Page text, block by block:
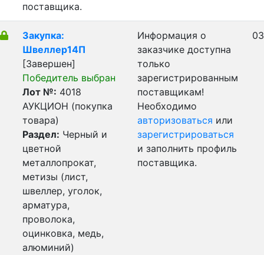
поставщика.
Закупка:
Швеллер14П
[Завершен]
Победитель выбран
Лот №: 4018
АУКЦИОН (покупка
товара)
Раздел: Черный и
цветной
металлопрокат,
метизы (лист,
швеллер, уголок,
арматура,
проволока,
оцинковка, медь,
алюминий)
Информация о
заказчике доступна
только
зарегистрированным
поставщикам!
Необходимо
авторизоваться или
зарегистрироваться
и заполнить профиль
поставщика.